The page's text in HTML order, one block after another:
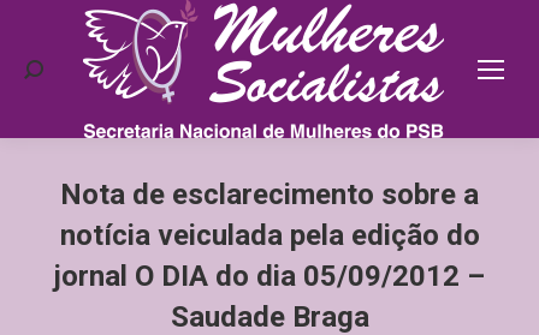
Search:
Nota de esclarecimento sobre a
notícia veiculada pela edição do
jornal O DIA do dia 05/09/2012 –
Saudade Braga